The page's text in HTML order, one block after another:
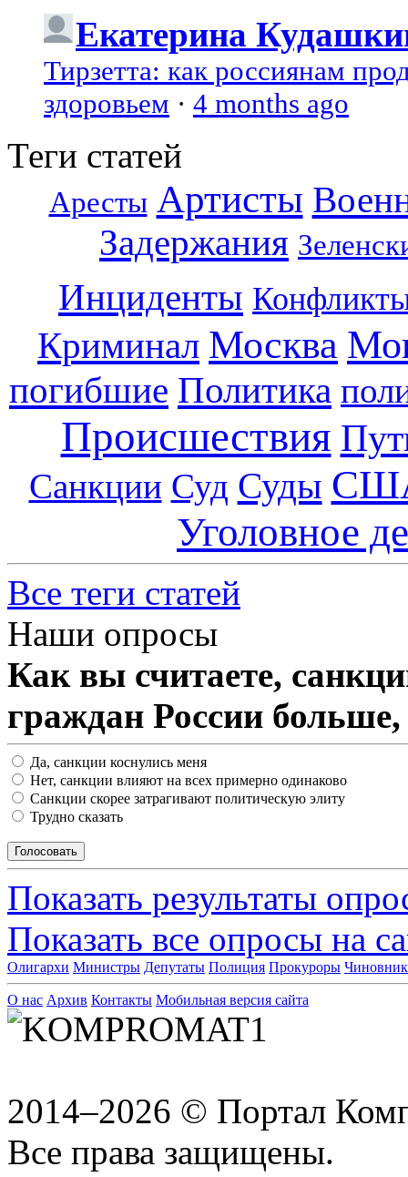
Екатерина
Тирзетта: как россиянам
здоровьем · 4 months ago
Теги статей
Аресты Артисты
Задержания
Инциденты
Криминал Москва
погибшие Политика
Происшествия
Санкции Суд Суды
Уголовное
Все теги статей
Наши опросы
Как вы считаете,
граждан России
Да, санкции коснулись меня
Нет, санкции влияют на всех примерно одинаково
Санкции скорее затрагивают политическую элиту
Трудно сказать
Показать результаты
Показать все опросы на
Олигархи Министры Депутаты Полиция Прокуроры
О нас Архив Контакты Мобильная версия сайта
2014–2026 © Портал
Все права защищены.